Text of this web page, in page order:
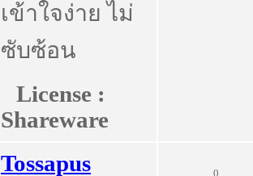
เข้าใจง่าย ไม่
ซับซ้อน
License :
Shareware
Tossapus 0